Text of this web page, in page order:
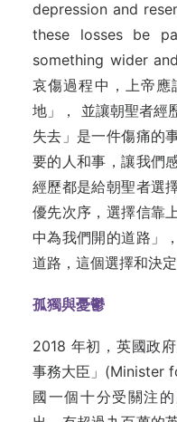
depression and
these losses be
something wider
哀傷過程中，上帝應
地」， 並讓朝聖者經
失去」是一件傷痛的
要的人和事，讓我們
經歷都是給朝聖者選
優先次序，選擇信靠
中為我們開的道路」
道路，這個選擇和決定
孤獨與憂鬱
2018 年初，英國政
事務大臣」(Minister
國一個十分受關注